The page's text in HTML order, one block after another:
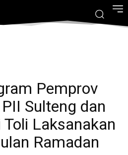
Pemprov
Sulteng dan
Laksanakan
Ramadan